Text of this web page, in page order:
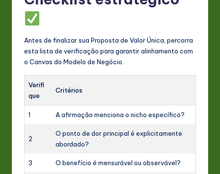
Antes de finalizar sua Proposta de Valor Única, percorra
esta lista de verificação para garantir alinhamento com
o Canvas do Modelo de Negócio.
Verifi
que
Critérios
1 A afirmação menciona o nicho específico?
2
O ponto de dor principal é explicitamente
abordado?
3 O benefício é mensurável ou observável?